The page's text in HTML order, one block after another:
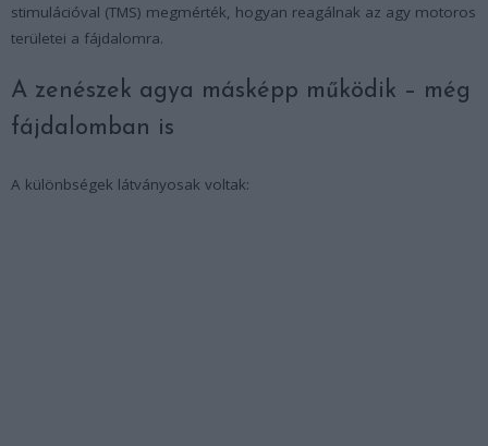
stimulációval (TMS) megmérték, hogyan reagálnak az agy motoros
területei a fájdalomra.
A zenészek agya másképp működik – még
fájdalomban is
A különbségek látványosak voltak: